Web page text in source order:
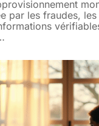
par les fraudes,